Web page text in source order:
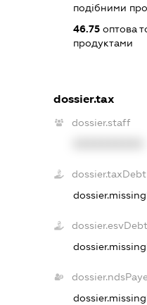
подібними
46.75 оптова
продуктами
dossier.tax
dossier.staff
dossier.taxDebt
dossier.esvDebt